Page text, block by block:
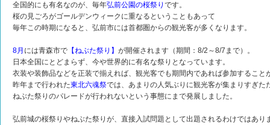
全国的にも有名なのが、毎年弘前公園の桜祭り です。
桜の見ごろがゴールデンウィークに重なるということもあって
毎年この時期になると、弘前市には首都圏からの観光客が多くなります。
8月 には青森市で 【ねぶた祭り】 が開催されます（期間：8/2～8/7まで）。
日本全国にとどまらず、今や世界的に有名な祭りとなっています。
衣装や装飾品などを正装で揃えれば、観光客でも期間内であれば参加すること
昨年まで行われた東北六魂祭では、あまりの人気ぶりに観光客が集まりすぎた
ねぶた祭りのパレードが行われないという事態にまで発展しました。
弘前城の桜祭りやねぶた祭りが、直接入試問題として出題されるわけではあり